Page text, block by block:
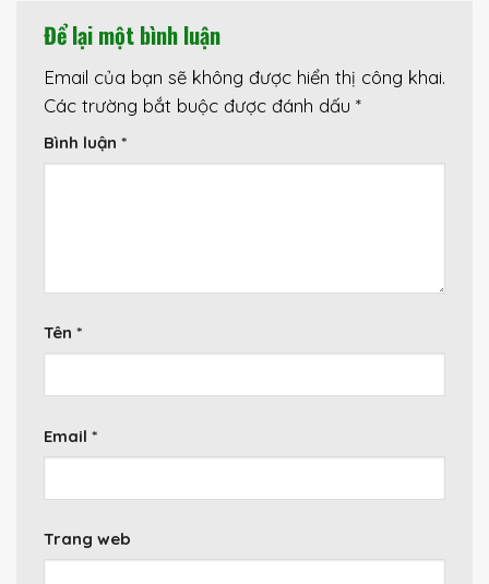
Để lại một bình luận
Email của bạn sẽ không được hiển thị công khai.
Các trường bắt buộc được đánh dấu *
Bình luận *
Tên *
Email *
Trang web